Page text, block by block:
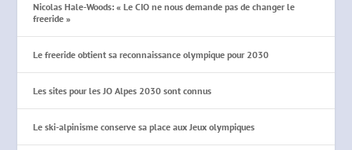
Nicolas Hale-Woods: « Le CIO ne nous demande pas de changer le
freeride »
Le freeride obtient sa reconnaissance olympique pour 2030
Les sites pour les JO Alpes 2030 sont connus
Le ski-alpinisme conserve sa place aux Jeux olympiques